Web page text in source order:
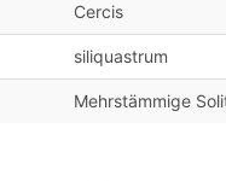
Cercis
siliquastrum
Mehrstämmige